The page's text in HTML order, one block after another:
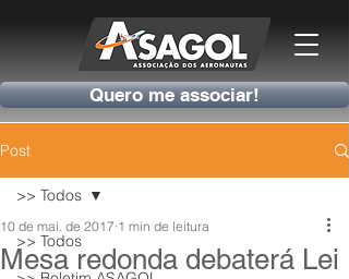
Quero me associar!
Post
>> Todos
>> Todos
Mesa redonda debaterá Lei
10 de mai. de 2017 1 min de leitura